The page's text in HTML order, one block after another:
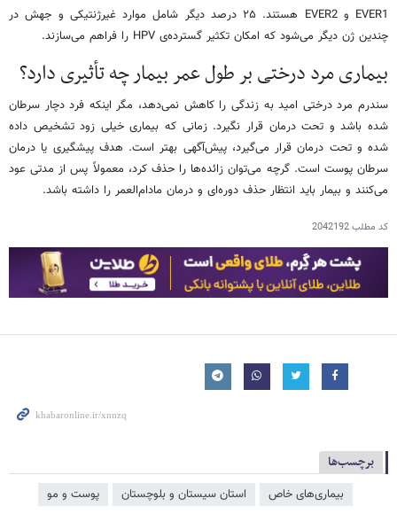
EVER1 و EVER2 هستند. ۲۵ درصد دیگر شامل موارد غیرژنتیکی و جهش در
چندین ژن دیگر می‌شود که امکان تکثیر گسترده‌ی HPV را فراهم می‌سازند.
بیماری مرد درختی بر طول عمر بیمار چه تأثیری دارد؟
سندرم مرد درختی امید به زندگی را کاهش نمی‌دهد، مگر اینکه فرد دچار سرطان
شده باشد و تحت درمان قرار نگیرد. زمانی که بیماری خیلی زود تشخیص داده
شده و تحت درمان قرار می‌گیرد، پیش‌آگهی بهتر است. هدف پیشگیری یا درمان
سرطان پوست است. گرچه می‌توان زائده‌ها را حذف کرد، معمولاً پس از مدتی عود
می‌کنند و بیمار باید انتظار حذف دوره‌ای و درمان مادام‌العمر را داشته باشد.
کد مطلب2042192
برچسب‌ها
بیماری‌های خاص استان سیستان و بلوچستان پوست و مو